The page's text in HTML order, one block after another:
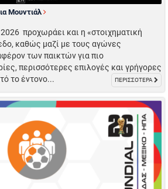
Μουντιάλ
προχωράει και η «στοιχηματική
καθώς μαζί με τους αγώνες
των παικτών για πιο
περισσότερες επιλογές και γρήγορες
το έντονο...
ΠΕΡΙΣΣΟΤΕΡΑ